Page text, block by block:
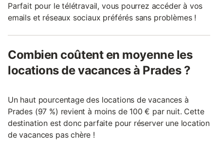
Parfait pour le télétravail, vous pourrez accéder à vos
emails et réseaux sociaux préférés sans problèmes !
Combien coûtent en moyenne les
locations de vacances à Prades ?
Un haut pourcentage des locations de vacances à
Prades (97 %) revient à moins de 100 € par nuit. Cette
destination est donc parfaite pour réserver une location
de vacances pas chère !